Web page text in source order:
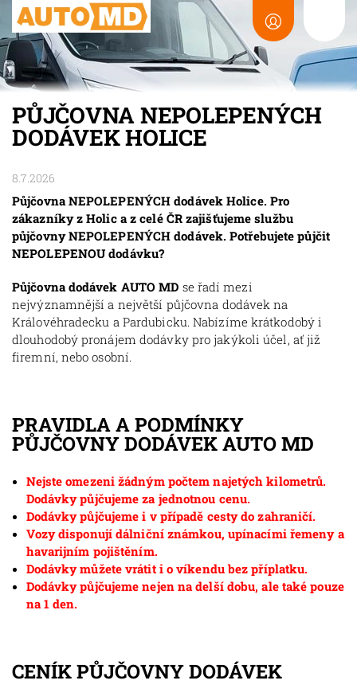
PŮJČOVNA NEPOLEPENÝCH
DODÁVEK HOLICE
8.7.2026
Půjčovna NEPOLEPENÝCH dodávek Holice. Pro
zákazníky z Holic a z celé ČR zajišťujeme službu
půjčovny NEPOLEPENÝCH dodávek. Potřebujete půjčit
NEPOLEPENOU dodávku?
Půjčovna dodávek AUTO MD se řadí mezi
nejvýznamnější a největší půjčovna dodávek na
Královéhradecku a Pardubicku. Nabízíme krátkodobý i
dlouhodobý pronájem dodávky pro jakýkoli účel, ať již
firemní, nebo osobní.
PRAVIDLA A PODMÍNKY
PŮJČOVNY DODÁVEK AUTO MD
Nejste omezeni žádným počtem najetých kilometrů.
Dodávky půjčujeme za jednotnou cenu.
Dodávky půjčujeme i v případě cesty do zahraničí.
Vozy disponují dálniční známkou, upínacími řemeny a
havarijním pojištěním.
Dodávky můžete vrátit i o víkendu bez příplatku.
Dodávky půjčujeme nejen na delší dobu, ale také pouze
na 1 den.
CENÍK PŮJČOVNY DODÁVEK